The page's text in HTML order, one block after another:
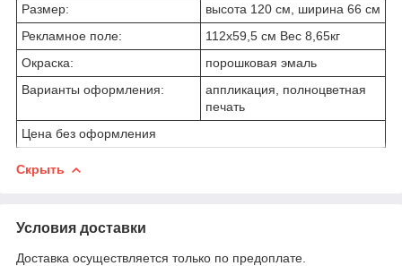
Размер:
высота 120 см, ширина 66 см
Рекламное поле:
112х59,5 см Вес 8,65кг
Окраска:
порошковая эмаль
Варианты оформления:
аппликация, полноцветная
печать
Цена без оформления
Скрыть
Условия доставки
Доставка осуществляется только по предоплате.